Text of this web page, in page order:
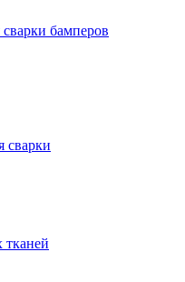
бамперов
сварки
тканей